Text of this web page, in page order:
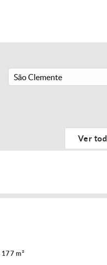
Ver
177 m²